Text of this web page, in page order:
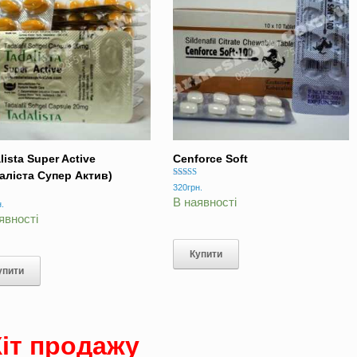
Super Active
Супер Актив)
в
Cenforce Soft
Оцінено в
5.00
з 5
320грн.
В наявності
Купити
продажу